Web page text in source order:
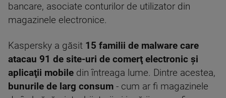
bancare, asociate conturilor de utilizator din
magazinele electronice.
Kaspersky a găsit 15 familii de malware care
atacau 91 de site-uri de comerţ electronic şi
aplicaţii mobile din întreaga lume. Dintre acestea,
bunurile de larg consum - cum ar fi magazinele